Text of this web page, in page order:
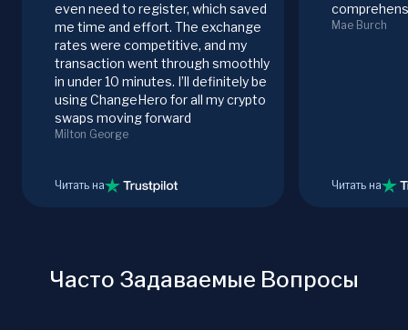
even need to register, which saved
me time and effort. The exchange
rates were competitive, and my
transaction went through smoothly
in under 10 minutes. I’ll definitely be
using ChangeHero for all my crypto
swaps moving forward
Milton George
Читать на
Mae Burch
Читать на
Часто Задаваемые Вопросы